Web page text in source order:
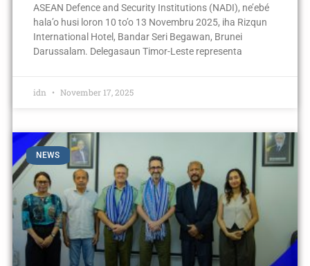
ASEAN Defence and Security Institutions (NADI), ne’ebé
hala’o husi loron 10 to’o 13 Novembru 2025, iha Rizqun
International Hotel, Bandar Seri Begawan, Brunei
Darussalam. Delegasaun Timor-Leste representa
idn November 17, 2025
NEWS